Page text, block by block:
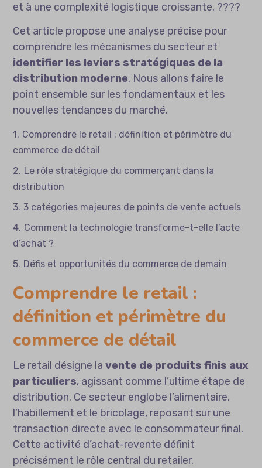
et à une complexité logistique croissante. ????
Cet article propose une analyse précise pour
comprendre les mécanismes du secteur et
identifier les leviers stratégiques de la
distribution moderne. Nous allons faire le
point ensemble sur les fondamentaux et les
nouvelles tendances du marché.
Comprendre le retail : définition et périmètre du
commerce de détail
Le rôle stratégique du commerçant dans la
distribution
3 catégories majeures de points de vente actuels
Comment la technologie transforme-t-elle l’acte
d’achat ?
Défis et opportunités du commerce de demain
Comprendre le retail :
définition et périmètre du
commerce de détail
Le retail désigne lavente de produits finis aux
particuliers, agissant comme l’ultime étape de
distribution. Ce secteur englobe l’alimentaire,
l’habillement et le bricolage, reposant sur une
transaction directe avec le consommateur final.
Cette activité d’achat-revente définit
précisément le rôle central du retailer.